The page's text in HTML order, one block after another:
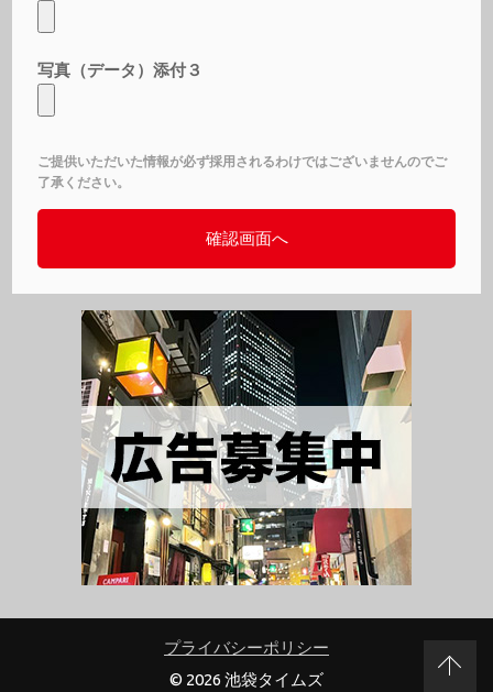
写真（データ）添付３
ご提供いただいた情報が必ず採用されるわけではございませんのでご
了承ください。
プライバシーポリシー
© 2026 池袋タイムズ